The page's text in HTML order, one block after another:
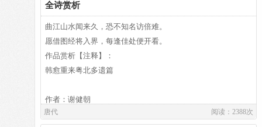
祭祀五岳的礼仪，如同祭典三公，
天授予南岳的权力，在那里称雄。
--韩愈
余虽司斧锧，情本尚丘壑。且待献俘囚，终当返耕获。
--韩愈
全诗赏析
曲江山水闻来久，恐不知名访倍难。
愿借图经将入界，每逢佳处便开看。
作品赏析【注释】：
韩愈重来粤北多遗篇
作者：谢健朝
唐代 阅读：2388次